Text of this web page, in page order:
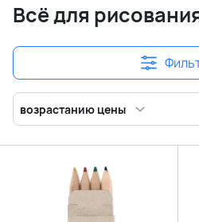
Всё для
возрастанию цены